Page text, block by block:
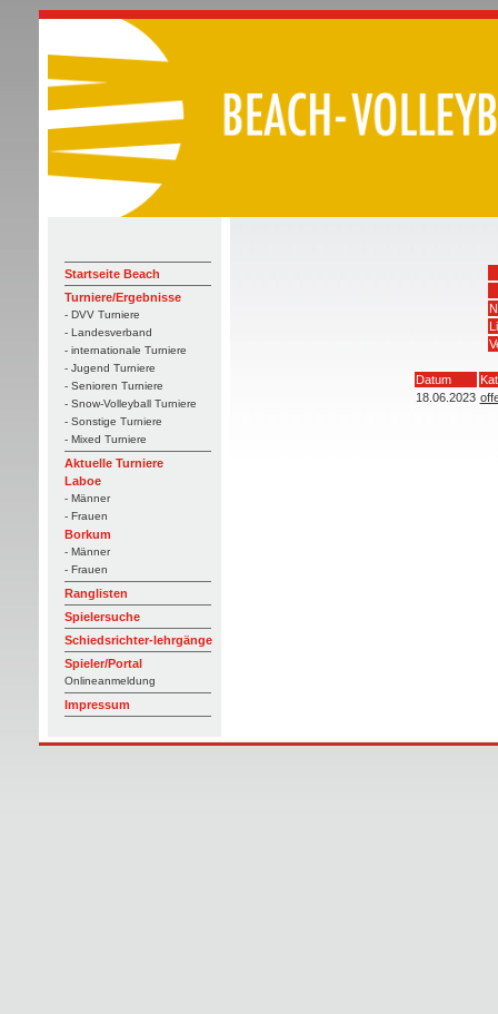
Startseite Beach
Turniere/Ergebnisse
- DVV Turniere
- Landesverband
- internationale Turniere
- Jugend Turniere
- Senioren Turniere
- Snow-Volleyball Turniere
- Sonstige Turniere
- Mixed Turniere
Aktuelle Turniere
Laboe
- Männer
- Frauen
Borkum
- Männer
- Frauen
Ranglisten
Spielersuche
Schiedsrichter-lehrgänge
Spieler/Portal
Onlineanmeldung
Impressum
Datum
18.06.2023